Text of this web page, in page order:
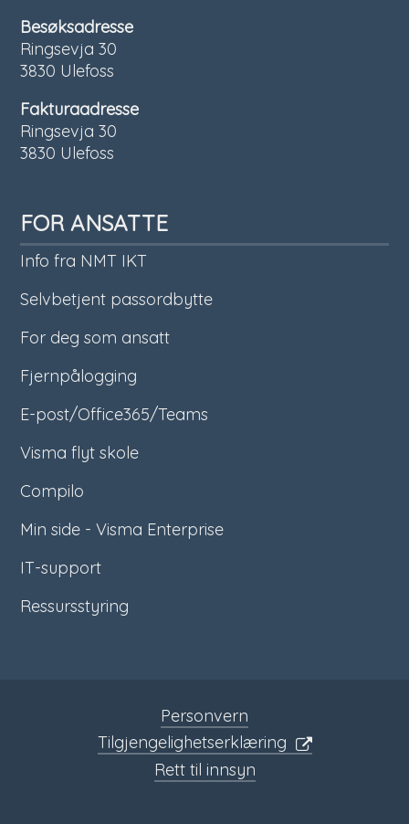
Besøksadresse
Ringsevja 30
3830 Ulefoss
Fakturaadresse
Ringsevja 30
3830 Ulefoss
FOR ANSATTE
Info fra NMT IKT
Selvbetjent passordbytte
For deg som ansatt
Fjernpålogging
E-post/Office365/Teams
Visma flyt skole
Compilo
Min side - Visma Enterprise
IT-support
Ressursstyring
Personvern
Tilgjengelighetserklæring
Rett til innsyn